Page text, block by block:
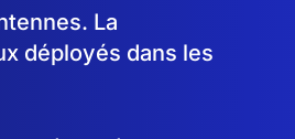
La
déployés dans les